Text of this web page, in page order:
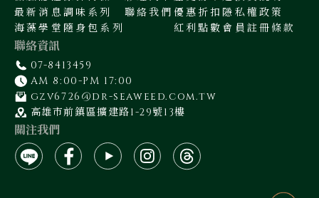
最新消息
海藻學堂
調味系列
隨身包系列
聯絡我們 優惠折扣
紅利點數
隱私權政策
會員註冊條款
聯絡資訊
07-8413459
AM 8:00-PM 17:00
gzv6726@dr-seaweed.com.tw
高雄市前鎮區擴建路1-29號13樓
關注我們